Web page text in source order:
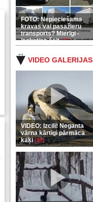
FOTO: Nepieciešams
kravas vai pasažieru
transports? Mierīgi -
ieskaties šeit(35)
VIDEO GALERIJAS
VIDEO: Izcili! Neganta
vārna kārtīgi pārmāca
kaķi(37)